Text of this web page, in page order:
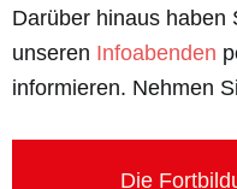
Darüber hinaus haben
unseren Infoabenden
informieren. Nehmen
Die